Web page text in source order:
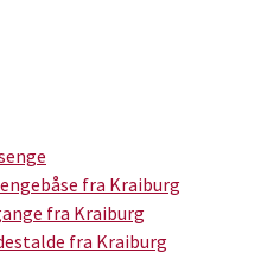
fra Kraiburg
fra Kraiburg
fra Kraiburg